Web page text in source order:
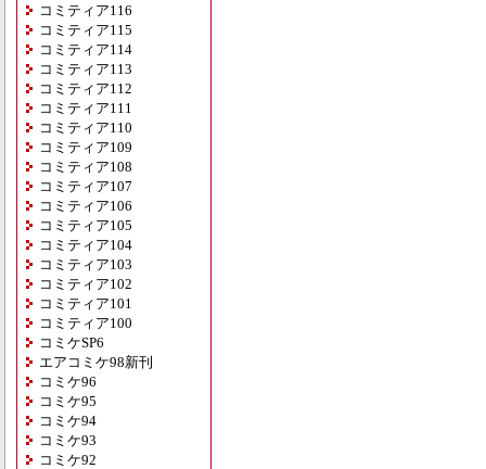
コミティア116
コミティア115
コミティア114
コミティア113
コミティア112
コミティア111
コミティア110
コミティア109
コミティア108
コミティア107
コミティア106
コミティア105
コミティア104
コミティア103
コミティア102
コミティア101
コミティア100
コミケSP6
エアコミケ98新刊
コミケ96
コミケ95
コミケ94
コミケ93
コミケ92